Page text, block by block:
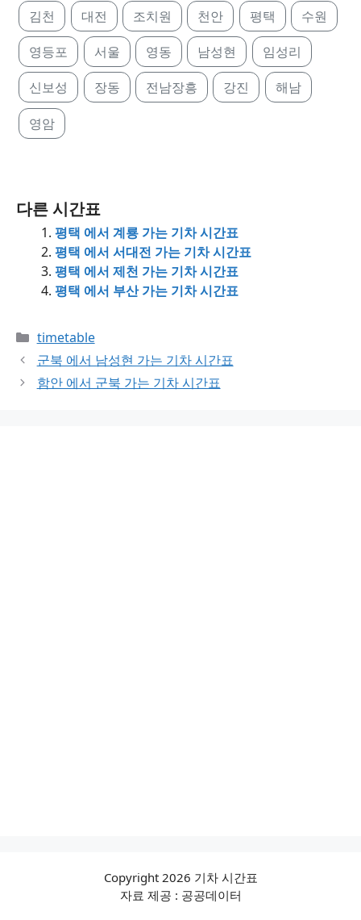
김천 대전 조치원 천안 평택 수원
영등포 서울 영동 남성현 임성리
신보성 장동 전남장흥 강진 해남
영암
다른 시간표
평택 에서 계룡 가는 기차 시간표
평택 에서 서대전 가는 기차 시간표
평택 에서 제천 가는 기차 시간표
평택 에서 부산 가는 기차 시간표
Categories
timetable
군북 에서 남성현 가는 기차 시간표
함안 에서 군북 가는 기차 시간표
Copyright 2026 기차 시간표
자료 제공 : 공공데이터